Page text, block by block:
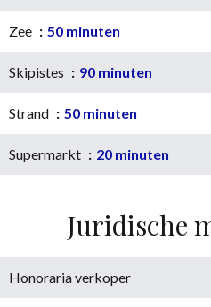
Zee 50 minuten
Skipistes 90 minuten
Strand 50 minuten
Supermarkt 20 minuten
Juridische
Honoraria verkoper